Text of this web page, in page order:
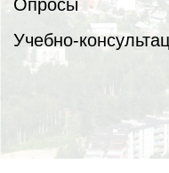
Опросы
Учебно-